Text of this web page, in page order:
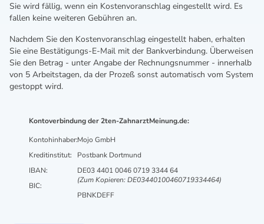
Sie wird fällig, wenn ein Kostenvoranschlag eingestellt wird. Es
fallen keine weiteren Gebühren an.
Nachdem Sie den Kostenvoranschlag eingestellt haben, erhalten
Sie eine Bestätigungs-E-Mail mit der Bankverbindung. Überweisen
Sie den Betrag - unter Angabe der Rechnungsnummer - innerhalb
von 5 Arbeitstagen, da der Prozeß sonst automatisch vom System
gestoppt wird.
Kontoverbindung der 2ten-ZahnarztMeinung.de:
Kontohinhaber:
Kreditinstitut:
IBAN:
BIC:
Mojo GmbH
Postbank Dortmund
DE03 4401 0046 0719 3344 64
(Zum Kopieren: DE03440100460719334464)
PBNKDEFF